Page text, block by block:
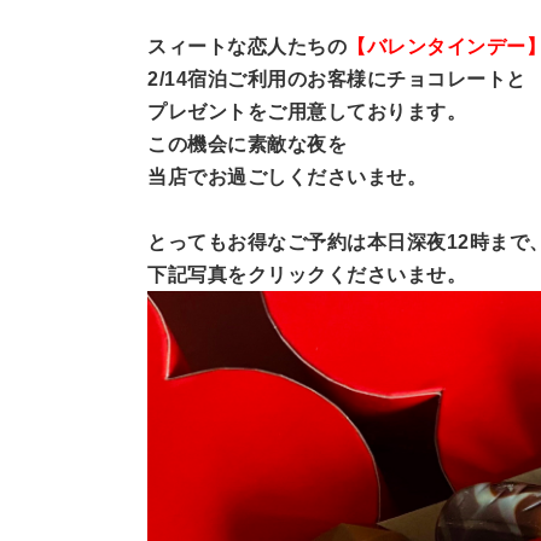
スィートな恋人たちの 【バレンタインデー
2/14宿泊ご利用のお客様にチョコレートと
プレゼントをご用意しております。
この機会に素敵な夜を
当店でお過ごしくださいませ。
とってもお得なご予約は本日深夜12時まで
下記写真をクリックくださいませ。